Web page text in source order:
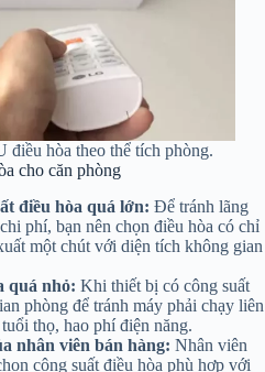
điều hòa theo thể tích phòng.
cho căn phòng
điều hòa quá lớn: Để tránh lãng
phí, bạn nên chọn điều hòa có chỉ
một chút với diện tích không gian
quá nhỏ: Khi thiết bị có công suất
phòng để tránh máy phải chạy liên
thọ, hao phí điện năng.
nhân viên bán hàng: Nhân viên
công suất điều hòa phù hợp với